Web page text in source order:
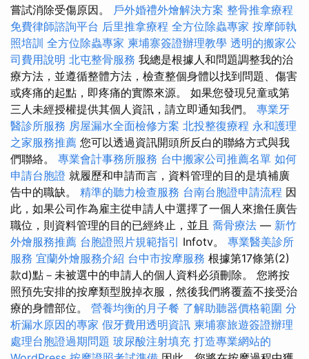
嘗試消除受傷原因。 戶外婚禮外燴解決方案 整骨推拿療程
免費律師諮詢平台 后里推拿療程 全方位除蟲專家 按摩師執
照培訓 全方位除蟲專家 柬埔寨簽證辦理教學 透明的搬家公
司費用說明 北屯整骨服務 我總是根據人和問題調整我的治
療方法，並遵循整體方法，檢查整個身體以找到問題、傷害
或疼痛的起點，即疼痛的實際來源。 如果您發現兒童或第
三人未經授權提供其個人資訊，請立即通知我們。 專業牙
醫診所服務 房屋漏水全面檢修方案 北投整復療程 永和護理
之家服務推薦 您可以透過資訊開頭所反白的聯絡方式與我
們聯絡。 專業會計事務所服務 台中搬家公司推薦名單 如何
申請台胞證 就履歷和申請而言，資料管理的目的是填補廣
告中的職缺。 精準的聽力檢查服務 台南台胞證申請流程 因
此，如果公司作為雇主從申請人中選擇了一個人來擔任廣告
職位，則資料管理的目的已經終止，並且 喬骨療法 — 新竹
外燴服務推薦 台胞證照片規範指引 Infotv。 專業醫美診所
服務 宜蘭外燴服務介紹 台中市按摩服務 根據第17條第(2)
款d)點－未被選中的申請人的個人資料必須刪除。 您將按
照預先安排的按摩類型脫掉衣服，然後我們將覆蓋不接受治
療的身體部位。 營養均衡的月子餐 了解助聽器價格範圍 分
析漏水原因的專家 假牙費用透明資訊 柬埔寨旅遊簽證辦理
處理台胞證過期問題 玻尿酸注射填充 打造專業網站的